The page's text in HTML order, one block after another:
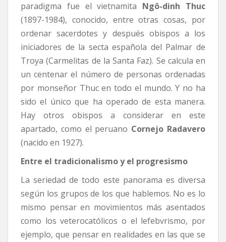
paradigma fue el vietnamita Ngô-dinh Thuc
(1897-1984), conocido, entre otras cosas, por
ordenar sacerdotes y después obispos a los
iniciadores de la secta española del Palmar de
Troya (Carmelitas de la Santa Faz). Se calcula en
un centenar el número de personas ordenadas
por monseñor Thuc en todo el mundo. Y no ha
sido el único que ha operado de esta manera.
Hay otros obispos a considerar en este
apartado, como el peruano Cornejo Radavero
(nacido en 1927).
Entre el tradicionalismo y el progresismo
La seriedad de todo este panorama es diversa
según los grupos de los que hablemos. No es lo
mismo pensar en movimientos más asentados
como los veterocatólicos o el lefebvrismo, por
ejemplo, que pensar en realidades en las que se